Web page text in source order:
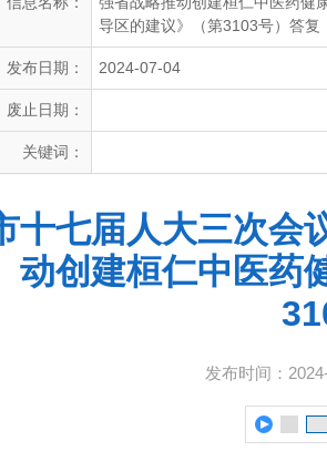
导区的建议》（第3103号）答复
发布日期： 2024-07-04
废止日期：
关键词：
十七届人大三次会
动创建桓仁中医药
发布时间：